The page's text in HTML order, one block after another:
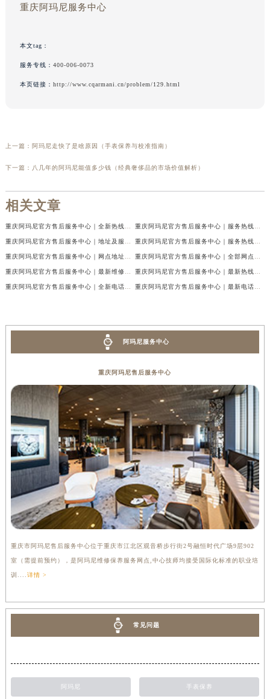
重庆阿玛尼服务中心
本文tag：
服务专线： 400-006-0073
本页链接： http://www.cqarmani.cn/problem/129.html
上一篇： 阿玛尼走快了是啥原因（手表保养与校准指南）
下一篇： 八几年的阿玛尼能值多少钱（经典奢侈品的市场价值解析）
相关文章
阿玛尼服务中心
重庆阿玛尼售后服务中心
重庆市阿玛尼售后服务中心位于重庆市江北区观音桥步行街2号融恒时代广场9层902
室（需提前预约），是阿玛尼维修保养服务网点,中心技师均接受国际化标准的职业培
训.... 详情 >
常见问题
阿玛尼 手表保养